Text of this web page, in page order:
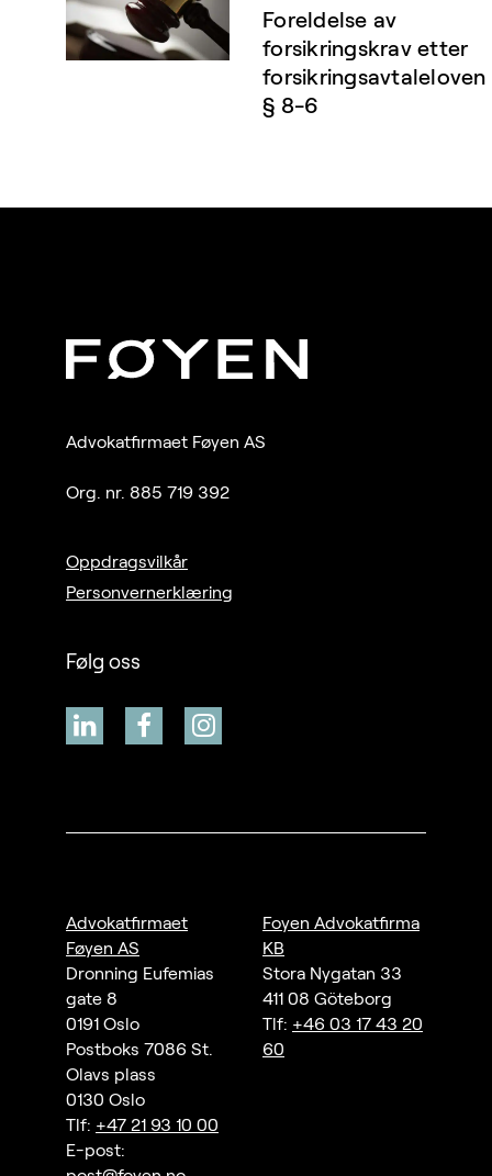
Foreldelse av
forsikringskrav etter
forsikringsavtaleloven
§ 8-6
Advokatfirmaet Føyen AS
Org. nr. 885 719 392
Oppdragsvilkår
Personvernerklæring
Følg oss
Advokatfirmaet
Føyen AS
Dronning Eufemias
gate 8
0191 Oslo
Postboks 7086 St.
Olavs plass
0130 Oslo
Tlf: +47 21 93 10 00
E-post:
Foyen Advokatfirma
KB
Stora Nygatan 33
411 08 Göteborg
Tlf: +46 03 17 43 20
60